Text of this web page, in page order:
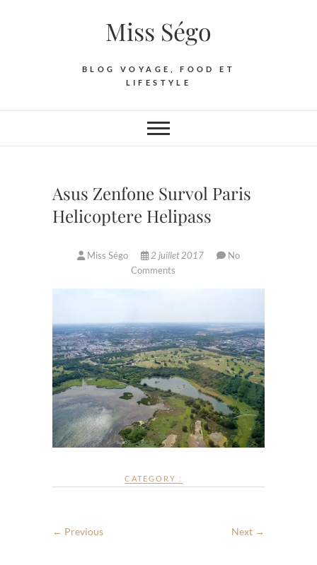
Miss Ségo
BLOG VOYAGE, FOOD ET
LIFESTYLE
Asus Zenfone Survol Paris
Helicoptere Helipass
Miss Ségo 2 juillet 2017
No
Comments
CATEGORY :
← Previous Next →